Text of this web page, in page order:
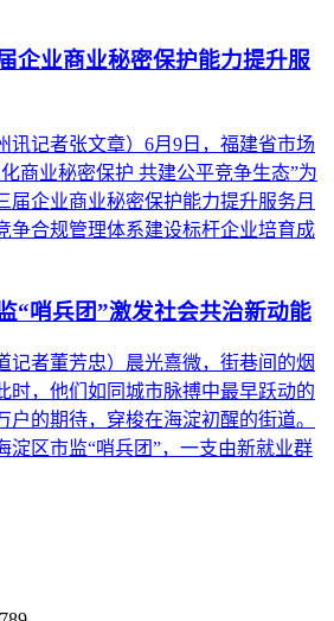
企业商业秘密保护能力提升服
讯记者张文章）6月9日，福建省市场
商业秘密保护 共建公平竞争生态”为
届企业商业秘密保护能力提升服务月
争合规管理体系建设标杆企业培育成
“哨兵团”激发社会共治新动能
记者董芳忠）晨光熹微，街巷间的烟
时，他们如同城市脉搏中最早跃动的
户的期待，穿梭在海淀初醒的街道。
淀区市监“哨兵团”，一支由新就业群